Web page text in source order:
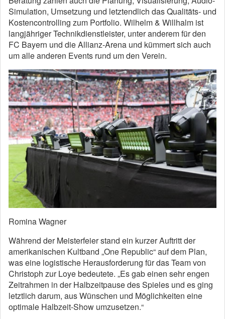
Simulation, Umsetzung und letztendlich das Qualitäts- und
Kostencontrolling zum Portfolio. Wilhelm & Willhalm ist
langjähriger Technikdienstleister, unter anderem für den
FC Bayern und die Allianz-Arena und kümmert sich auch
um alle anderen Events rund um den Verein.
Romina Wagner
Während der Meisterfeier stand ein kurzer Auftritt der
amerikanischen Kultband „One Republic“ auf dem Plan,
was eine logistische Herausforderung für das Team von
Christoph zur Loye bedeutete. „Es gab einen sehr engen
Zeitrahmen in der Halbzeitpause des Spieles und es ging
letztlich darum, aus Wünschen und Möglichkeiten eine
optimale Halbzeit-Show umzusetzen.“